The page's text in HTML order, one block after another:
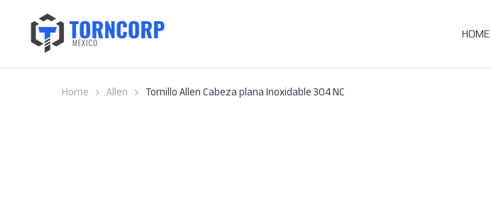
HOME
Home Allen Tornillo Allen Cabeza plana Inoxidable 304 NC